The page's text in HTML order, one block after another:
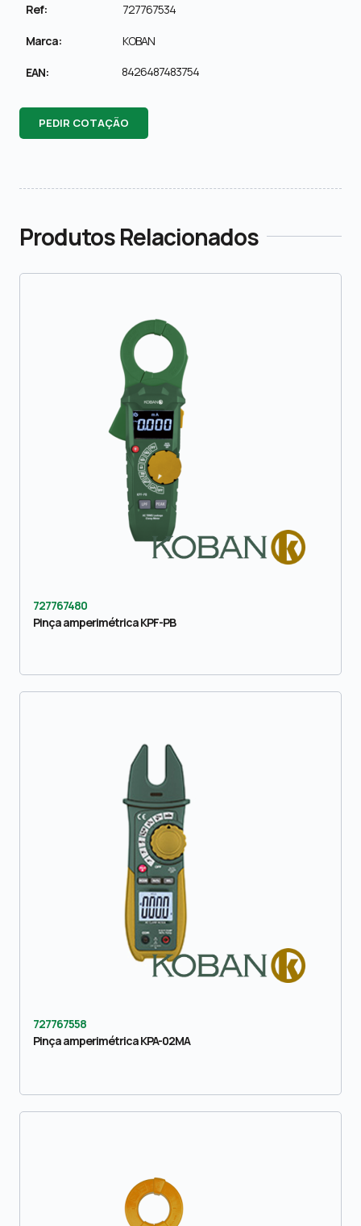
Ref: 727767534
Marca: KOBAN
EAN: 8426487483754
PEDIR COTAÇÃO
Produtos Relacionados
727767480
Pinça amperimétrica KPF-PB
727767558
Pinça amperimétrica KPA-02MA